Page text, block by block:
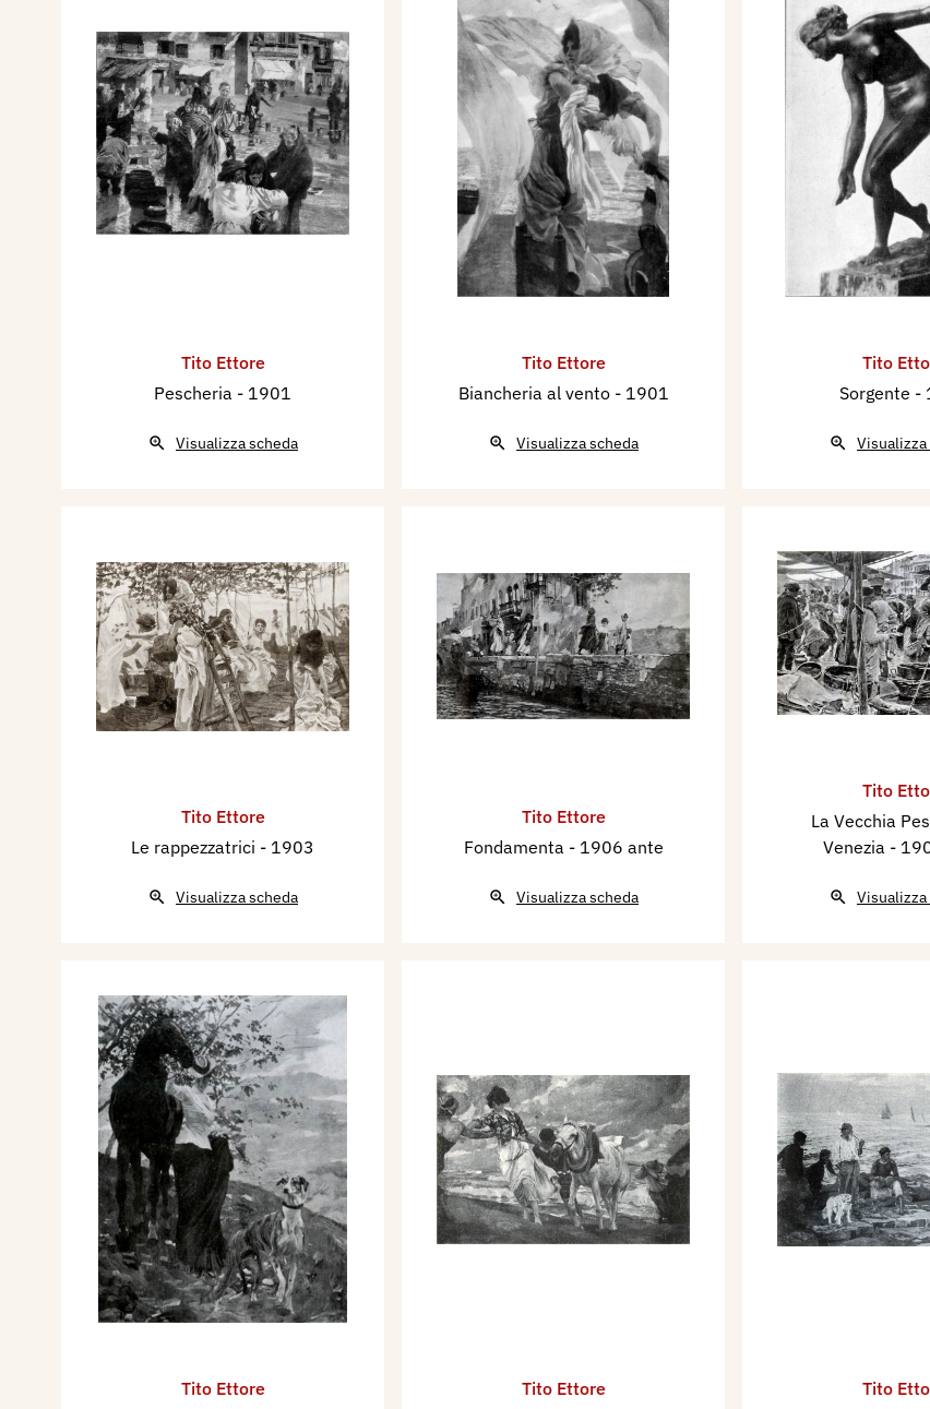
Tito Ettore
Pescheria - 1901
Visualizza scheda
Tito Ettore
Biancheria al vento - 1901
Visualizza scheda
Tito
Sorgente -
Visualizza
Tito Ettore
Le rappezzatrici - 1903
Visualizza scheda
Tito Ettore
Fondamenta - 1906 ante
Visualizza scheda
Tito
La Vecchia
Venezia -
Visualizza
Tito Ettore
Tito Ettore
Tito